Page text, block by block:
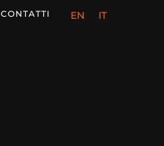
CONTATTI EN IT